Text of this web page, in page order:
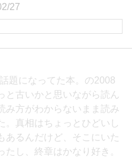
27
題になってた本。の2008
と古いかと思いながら読ん
み方がわからないまま読み
。真相はちょっとひどいし
あるんだけど、そこにいた
たし、終章はかなり好き。